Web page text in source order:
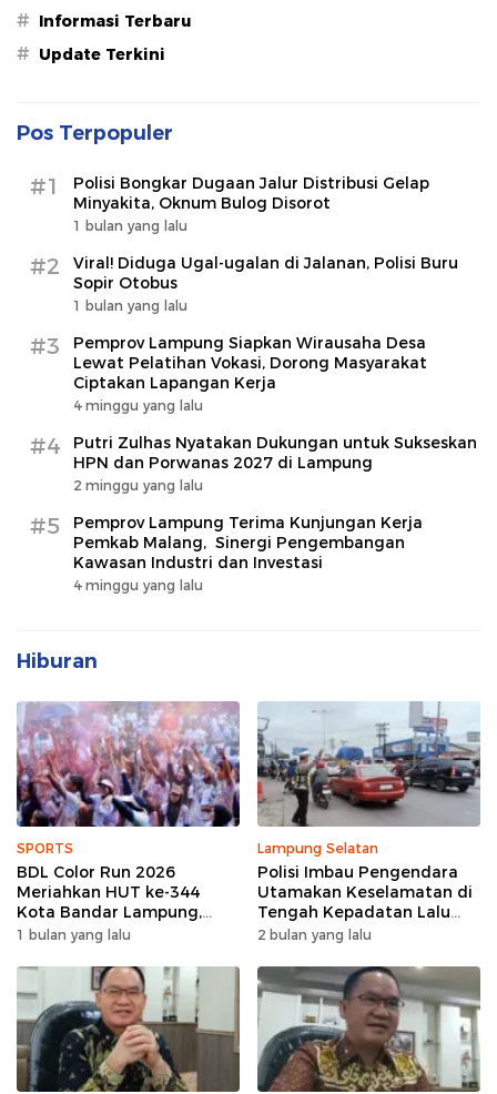
# Informasi Terbaru
# Update Terkini
Pos Terpopuler
#1
Polisi Bongkar Dugaan Jalur Distribusi Gelap
Minyakita, Oknum Bulog Disorot
1 bulan yang lalu
#2
Viral! Diduga Ugal-ugalan di Jalanan, Polisi Buru
Sopir Otobus
1 bulan yang lalu
#3
Pemprov Lampung Siapkan Wirausaha Desa
Lewat Pelatihan Vokasi, Dorong Masyarakat
Ciptakan Lapangan Kerja
4 minggu yang lalu
#4
Putri Zulhas Nyatakan Dukungan untuk Sukseskan
HPN dan Porwanas 2027 di Lampung
2 minggu yang lalu
#5
Pemprov Lampung Terima Kunjungan Kerja
Pemkab Malang, Sinergi Pengembangan
Kawasan Industri dan Investasi
4 minggu yang lalu
Hiburan
SPORTS
BDL Color Run 2026
Meriahkan HUT ke-344
Kota Bandar Lampung,
Wujud Semangat Sehat
1 bulan yang lalu
Lampung Selatan
Polisi Imbau Pengendara
Utamakan Keselamatan di
Tengah Kepadatan Lalu
Lintas Pagi Hari
2 bulan yang lalu